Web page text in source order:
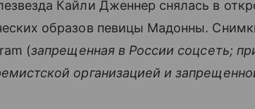
Кайли Дженнер снялась в
образов певицы Мадонны.
(запрещенная в России соцсеть;
организацией и